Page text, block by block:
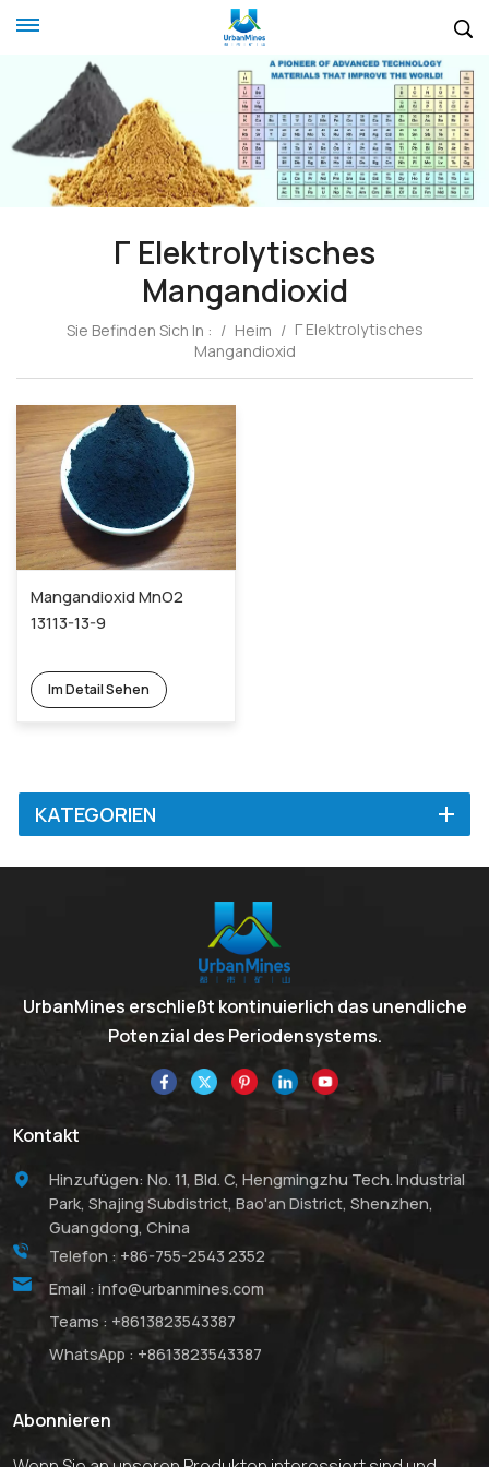
Γ Elektrolytisches
Mangandioxid
Sie Befinden Sich In : / Heim / Γ Elektrolytisches
Mangandioxid
Mangandioxid MnO2
13113-13-9
Im Detail Sehen
KATEGORIEN
UrbanMines erschließt kontinuierlich das unendliche
Potenzial des Periodensystems.
Kontakt
Hinzufügen: No. 11, Bld. C, Hengmingzhu Tech. Industrial
Park, Shajing Subdistrict, Bao'an District, Shenzhen,
Guangdong, China
Telefon : +86-755-2543 2352
Email : info@urbanmines.com
Teams : +8613823543387
WhatsApp : +8613823543387
Abonnieren